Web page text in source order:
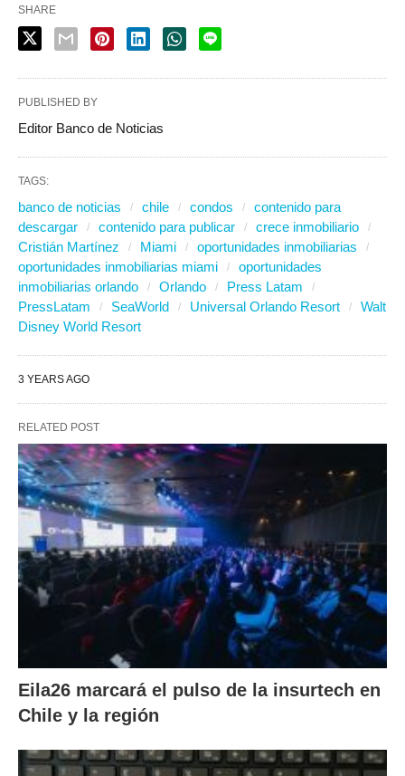
SHARE
PUBLISHED BY
Editor Banco de Noticias
TAGS:
banco de noticias chile condos
contenido para
descargar
contenido para publicar
crece inmobiliario
Cristián Martínez
Miami
oportunidades inmobiliarias
oportunidades inmobiliarias miami
oportunidades
inmobiliarias orlando
Orlando
Press Latam
PressLatam
SeaWorld Universal Orlando Resort
Walt
Disney World Resort
3 YEARS AGO
RELATED POST
Eila26 marcará el pulso de la insurtech en
Chile y la región